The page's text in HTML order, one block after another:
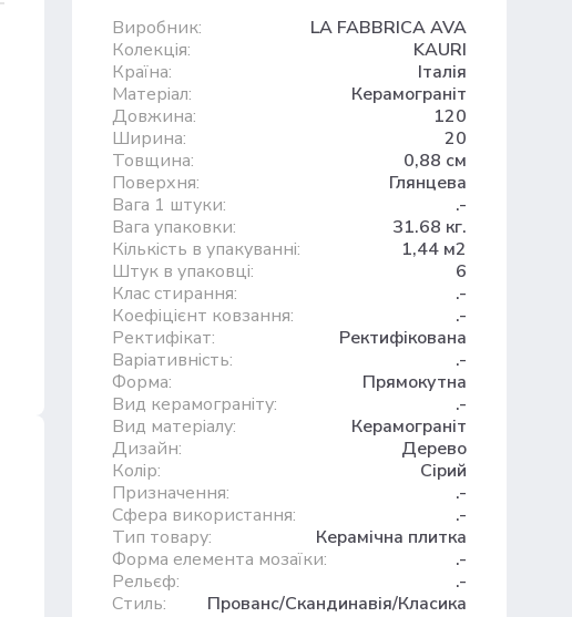
Виробник:
LA FABBRICA AVA
Колекція:
KAURI
Країна:
Італія
Матеріал:
Керамограніт
Довжина:
120
Ширина:
20
Товщина:
0,88 см
Поверхня:
Глянцева
Вага 1 штуки:
.-
Вага упаковки:
31.68 кг.
Кількість в упакуванні:
1,44 м2
Штук в упаковці:
6
Клас стирання:
.-
Коефіцієнт ковзання:
.-
Ректифікат:
Ректифікована
Варіативність:
.-
Форма:
Прямокутна
Вид керамограніту:
.-
Вид матеріалу:
Керамограніт
Дизайн:
Дерево
Колір:
Сірий
Призначення:
.-
Сфера використання:
.-
Тип товару:
Керамічна плитка
Форма елемента мозаїки:
.-
Рельєф:
.-
Стиль:
Прованс/Скандинавія/Класика